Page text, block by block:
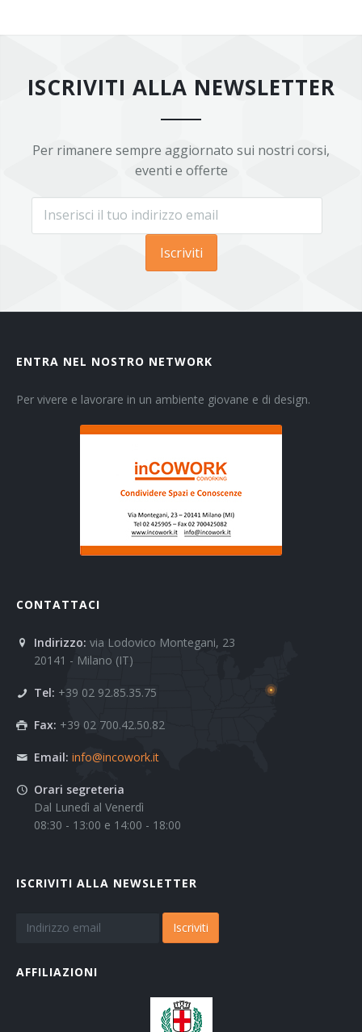
ISCRIVITI ALLA NEWSLETTER
Per rimanere sempre aggiornato sui nostri corsi,
eventi e offerte
Iscriviti
ENTRA NEL NOSTRO NETWORK
Per vivere e lavorare in un ambiente giovane e di design.
CONTATTACI
Indirizzo: via Lodovico Montegani, 23
20141 - Milano (IT)
Tel: +39 02 92.85.35.75
Fax: +39 02 700.42.50.82
Email: info@incowork.it
Orari segreteria
Dal Lunedì al Venerdì
08:30 - 13:00 e 14:00 - 18:00
ISCRIVITI ALLA NEWSLETTER
Iscriviti
AFFILIAZIONI